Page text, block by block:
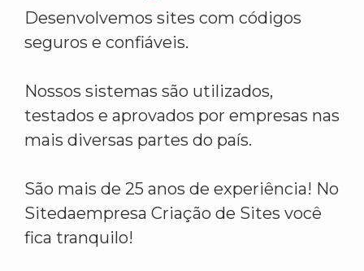
Desenvolvemos sites com códigos
seguros e confiáveis.
Nossos sistemas são utilizados,
testados e aprovados por empresas nas
mais diversas partes do país.
São mais de 25 anos de experiência! No
Sitedaempresa Criação de Sites você
fica tranquilo!